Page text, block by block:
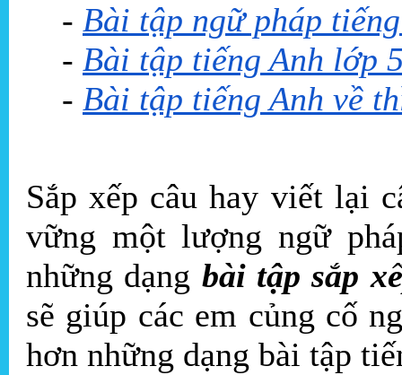
- Bài tập ngữ pháp
- Bài tập tiếng Anh lớp
- Bài tập tiếng Anh về
Sắp xếp câu hay viết lại
vững một lượng ngữ
những dạng bài tập sắp
sẽ giúp các em củng cố
hơn những dạng bài tập